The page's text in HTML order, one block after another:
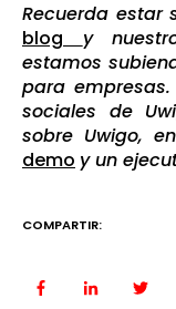
Recuerda estar
blog
y
estamos
para
sociales de
sobre Uwigo,
demo y un
COMPARTIR: